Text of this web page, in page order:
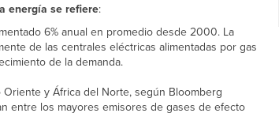
energía se refiere:
6% anual en promedio desde 2000. La
de las centrales eléctricas alimentadas por gas
de la demanda.
y África del Norte, según Bloomberg
entre los mayores emisores de gases de efecto